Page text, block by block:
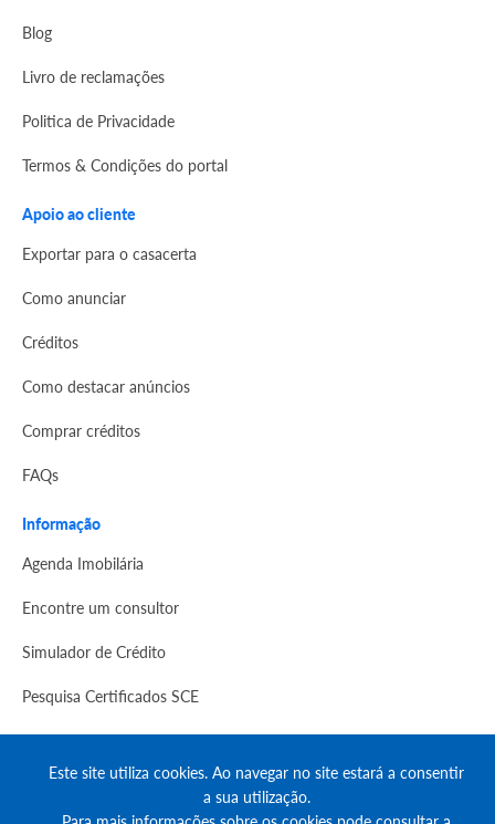
Blog
Livro de reclamações
Politica de Privacidade
Termos & Condições do portal
Apoio ao cliente
Exportar para o casacerta
Como anunciar
Créditos
Como destacar anúncios
Comprar créditos
FAQs
Informação
Agenda Imobilária
Encontre um consultor
Simulador de Crédito
Pesquisa Certificados SCE
Este site utiliza cookies. Ao navegar no site estará a consentir
a sua utilização.